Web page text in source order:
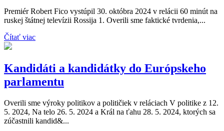
Premiér Robert Fico vystúpil 30. októbra 2024 v relácii 60 minút na
ruskej štátnej televízii Rossija 1. Overili sme faktické tvrdenia,...
Čítať viac
Kandidáti a kandidátky do Európskeho
parlamentu
Overili sme výroky politikov a političiek v reláciach V politike z 12.
5. 2024, Na telo 26. 5. 2024 a Král na ťahu 28. 5. 2024, ktorých sa
zúčastnili kandid&...